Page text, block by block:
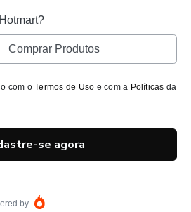
Comprar Produtos
com oTermos de Uso e com a Políticas da
se agora
by